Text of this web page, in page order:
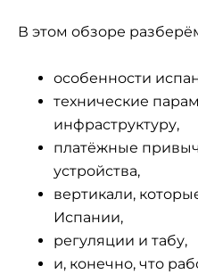
В этом обзоре
особенности
технические
инфраструктуру,
платёжные
устройства,
вертикали,
Испании,
регуляции и табу,
и, конечно, что